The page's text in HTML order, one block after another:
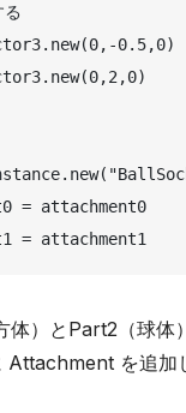
0.5,0)
= attachment0
体）とPart2（球体
Attachment を追